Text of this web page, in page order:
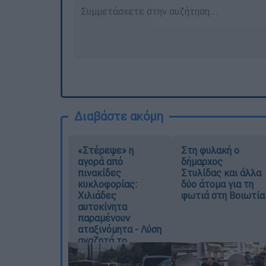
Διαβάστε ακόμη
«Στέρεψε» η
αγορά από
πινακίδες
κυκλοφορίας:
Χιλιάδες
αυτοκίνητα
παραμένουν
αταξινόμητα - Λύση
αναζητά το
υπουργείο
Στη φυλακή ο
δήμαρχος
Στυλίδας και άλλα
δύο άτομα για τη
φωτιά στη Βοιωτία